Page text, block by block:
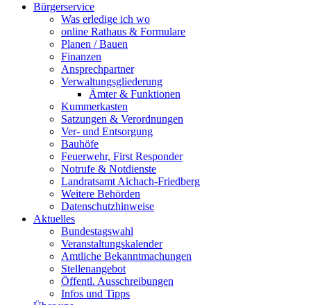
Bürgerservice
Was erledige ich wo
online Rathaus & Formulare
Planen / Bauen
Finanzen
Ansprechpartner
Verwaltungsgliederung
Ämter & Funktionen
Kummerkasten
Satzungen & Verordnungen
Ver- und Entsorgung
Bauhöfe
Feuerwehr, First Responder
Notrufe & Notdienste
Landratsamt Aichach-Friedberg
Weitere Behörden
Datenschutzhinweise
Aktuelles
Bundestagswahl
Veranstaltungskalender
Amtliche Bekanntmachungen
Stellenangebot
Öffentl. Ausschreibungen
Infos und Tipps